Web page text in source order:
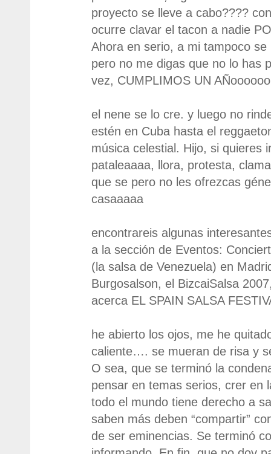
proyecto se lleve a cabo????
ocurre clavar el tacon a nadie
Ahora en serio, a mi tampoco
pero no me digas que no lo has
vez, CUMPLIMOS UN
el nene se lo cre. y luego no
estén en Cuba hasta el
música celestial. Hijo, si quieres
pataleaaaa, llora, protesta,
que se pero no les ofrezcas
casaaaaa
encontrareis algunas
a la sección de Eventos:
(la salsa de Venezuela) en
Burgosalson, el BizcaiSalsa
acerca EL SPAIN SALSA
he abierto los ojos, me he
caliente…. se mueran de risa y
O sea, que se terminó la
pensar en temas serios, crer en
todo el mundo tiene derecho a
saben más deben “compartir”
de ser eminencias. Se terminó